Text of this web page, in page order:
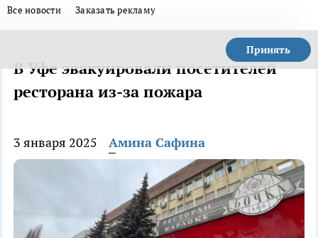
Все новости Заказать рекламу
Принять
В Уфе эвакуировали посетителей
ресторана из-за пожара
3 января 2025 Амина Сафина